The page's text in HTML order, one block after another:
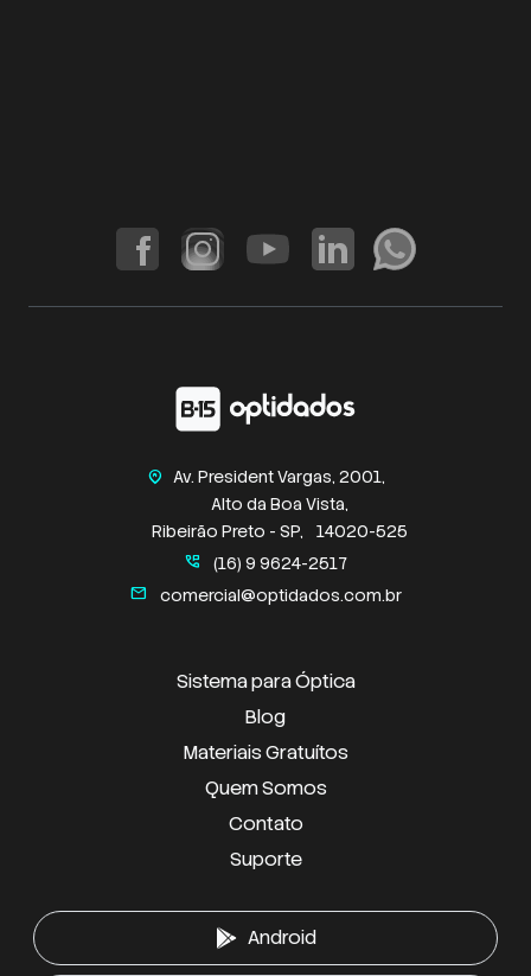
home_pin
Av. President Vargas, 2001,
Alto da Boa Vista,
Ribeirão Preto - SP,
14020-525
perm_phone_msg (16) 9 9624-2517
mail comercial@optidados.com.br
Sistema para Óptica
Blog
Materiais Gratuítos
Quem Somos
Contato
Suporte
Android